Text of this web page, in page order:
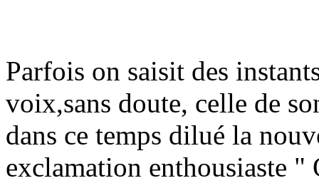
Parfois on saisit des
voix,sans doute, celle de
dans ce temps dilué la
exclamation enthousiaste "